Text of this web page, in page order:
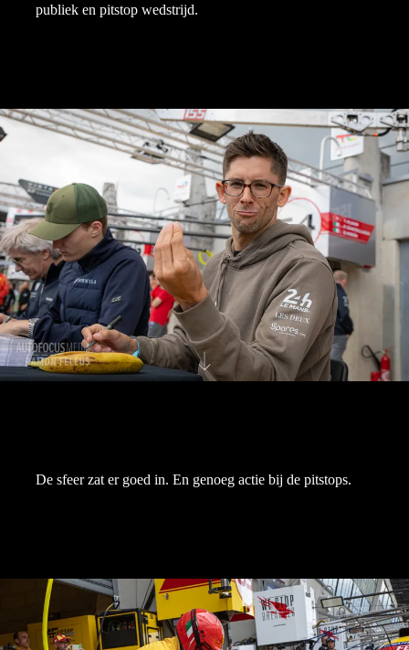
publiek en pitstop wedstrijd.
De sfeer zat er goed in. En genoeg actie bij de pitstops.